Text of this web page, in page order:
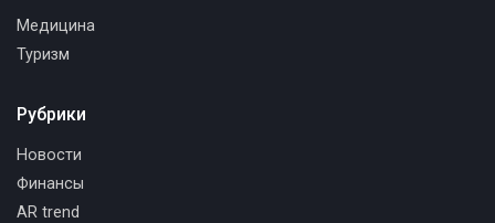
Медицина
Туризм
Рубрики
Новости
Финансы
AR trend